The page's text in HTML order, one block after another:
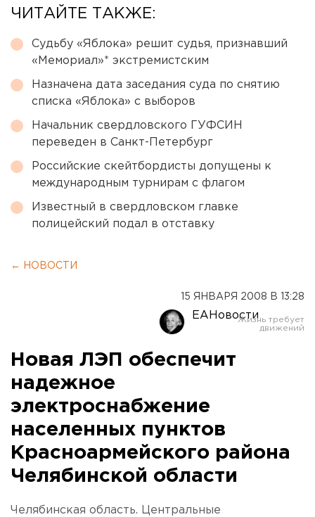
ЧИТАЙТЕ ТАКЖЕ:
Судьбу «Яблока» решит судья, признавший
«Мемориал»* экстремистским
Назначена дата заседания суда по снятию
списка «Яблока» с выборов
Начальник свердловского ГУФСИН
переведен в Санкт-Петербург
Российские скейтбордисты допущены к
международным турнирам с флагом
Известный в свердловском главке
полицейский подал в отставку
← НОВОСТИ
15 ЯНВАРЯ 2008 В 13:28
ЕАНовости
Новая ЛЭП обеспечит
надежное
электроснабжение
населенных пунктов
Красноармейского района
Челябинской области
Челябинская область. Центральные